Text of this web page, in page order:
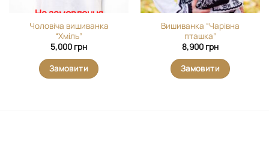
На замовлення
Чоловіча вишиванка
“Хміль”
5,000 грн
Замовити
Вишиванка “Чарівна
пташка”
8,900 грн
Замовити